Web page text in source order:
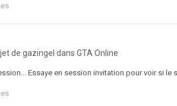
de gazingel dans GTA Online
Essaye en session invitation pour voir si le